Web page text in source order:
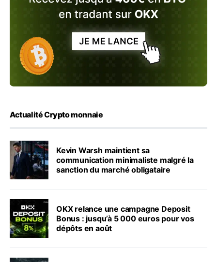
Actualité Crypto monnaie
Kevin Warsh maintient sa
communication minimaliste malgré la
sanction du marché obligataire
OKX relance une campagne Deposit
Bonus : jusqu’à 5 000 euros pour vos
dépôts en août